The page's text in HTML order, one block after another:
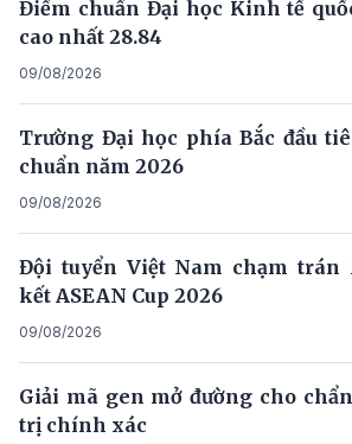
Điểm chuẩn Đại học Kinh tế
cao nhất 28.84
09/08/2026
Trường Đại học phía Bắc đầu
chuẩn năm 2026
09/08/2026
Đội tuyển Việt Nam chạm trán
kết ASEAN Cup 2026
09/08/2026
Giải mã gen mở đường cho
trị chính xác